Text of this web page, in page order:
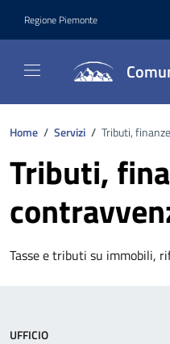
Regione Piemonte
Home / Servizi / Tributi,
Tributi,
Tasse e tributi su immobili,
UFFICIO